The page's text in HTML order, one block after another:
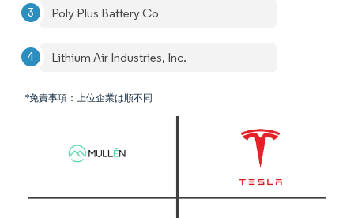
Poly Plus Battery Co
Lithium Air Industries, Inc.
*免責事項：上位企業は順不同